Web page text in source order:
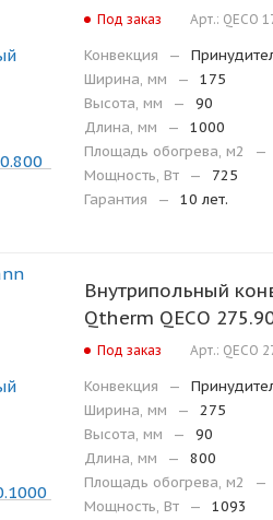
Под заказ Арт.: QECO
Конвекция —
Ширина, мм
—
175
Высота, мм
—
90
Длина, мм
—
1000
Площадь обогрева, м2
—
Мощность, Вт
—
725
Гарантия
— 10 лет.
Внутрипольный
Qtherm QECO
Под заказ Арт.: QECO
Конвекция —
Ширина, мм
—
275
Высота, мм
—
90
Длина, мм
—
800
Площадь обогрева, м2
—
Мощность, Вт
—
1093